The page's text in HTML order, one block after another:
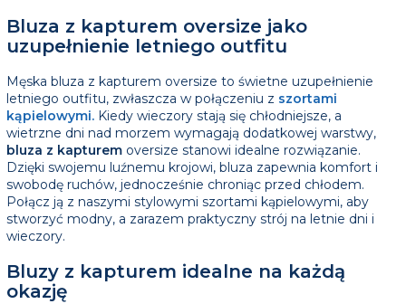
Bluza z kapturem oversize jako
uzupełnienie letniego outfitu
Męska bluza z kapturem oversize to świetne uzupełnienie
letniego outfitu, zwłaszcza w połączeniu z szortami
kąpielowymi. Kiedy wieczory stają się chłodniejsze, a
wietrzne dni nad morzem wymagają dodatkowej warstwy,
bluza z kapturem oversize stanowi idealne rozwiązanie.
Dzięki swojemu luźnemu krojowi, bluza zapewnia komfort i
swobodę ruchów, jednocześnie chroniąc przed chłodem.
Połącz ją z naszymi stylowymi szortami kąpielowymi, aby
stworzyć modny, a zarazem praktyczny strój na letnie dni i
wieczory.
Bluzy z kapturem idealne na każdą
okazję